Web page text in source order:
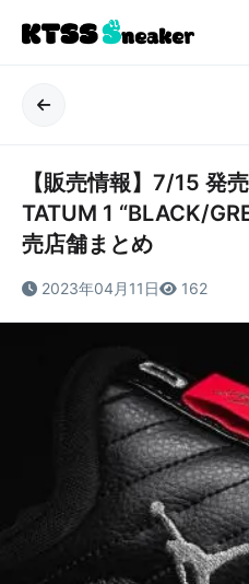
【販売情報】7/15 発
TATUM 1 “BLACK/
売店舗まとめ
2023年04月11日 162